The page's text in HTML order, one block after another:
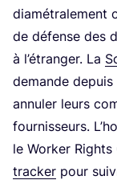
dia­mé­tra­le­ment
de défense des
à l’é­tran­ger. La
demande
annu­ler leurs
four­nis­seurs.
le Wor­ker
tra­cker pour